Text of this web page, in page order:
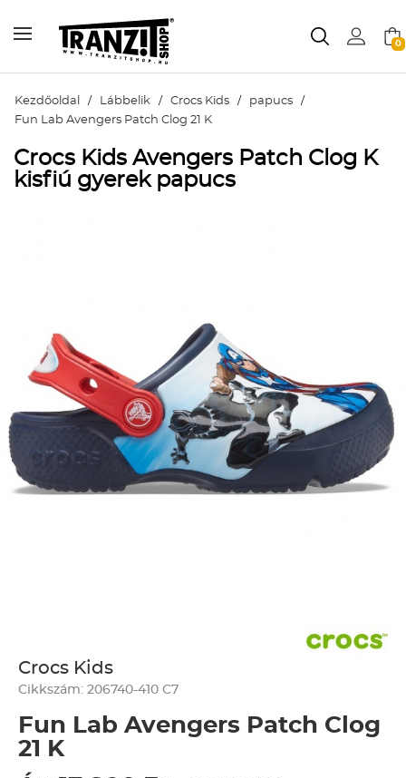
0
Kezdőoldal / Lábbelik / Crocs Kids / papucs /
Fun Lab Avengers Patch Clog 21 K
Crocs Kids Avengers Patch Clog K
kisfiú gyerek papucs
Crocs Kids
Cikkszám: 206740-410 C7
Fun Lab Avengers Patch Clog
21 K